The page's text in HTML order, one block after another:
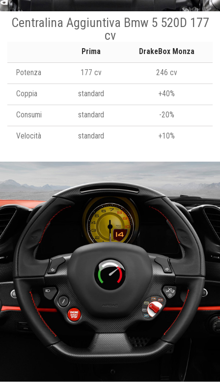
Centralina Aggiuntiva Bmw 5 520D 177
cv
Prima DrakeBox Monza
Potenza 177 cv 246 cv
Coppia standard +40%
Consumi standard -20%
Velocità standard +10%